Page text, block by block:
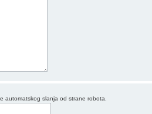
automatskog slanja od strane robota.